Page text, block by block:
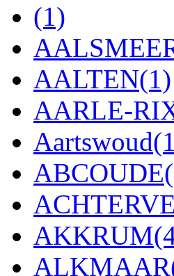
(1)
AALTEN(1)
AARLE-
Aartswoud
ABCOUDE
AKKRUM
ALKMAAR